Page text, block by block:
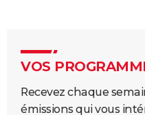
VOS
Recevez chaque
émissions qui vous